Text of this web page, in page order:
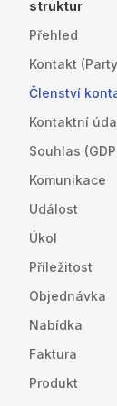
struktur
Přehled
Kontakt
Členství
Kontaktní
Souhlas
Komunikace
Událost
Úkol
Příležitost
Objednávka
Nabídka
Faktura
Produkt